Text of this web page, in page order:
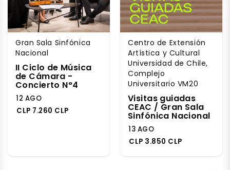
Gran Sala Sinfónica
Nacional
II Ciclo de Música
de Cámara -
Concierto N°4
12 AGO
CLP 7.260 CLP
Centro de Extensión
Artística y Cultural
Universidad de Chile,
Complejo
Universitario VM20
Visitas guiadas
CEAC / Gran Sala
Sinfónica Nacional
13 AGO
CLP 3.850 CLP